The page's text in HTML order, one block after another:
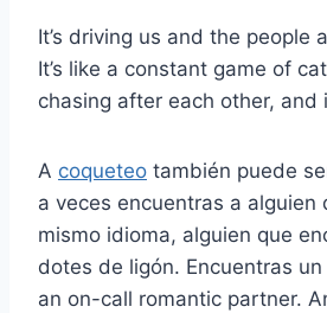
It’s driving us and the people
It’s like a constant game of
chasing after each other, and
A coqueteo también puede
a veces encuentras a alguien
mismo idioma, alguien que
dotes de ligón. Encuentras un
an on-call romantic partner.